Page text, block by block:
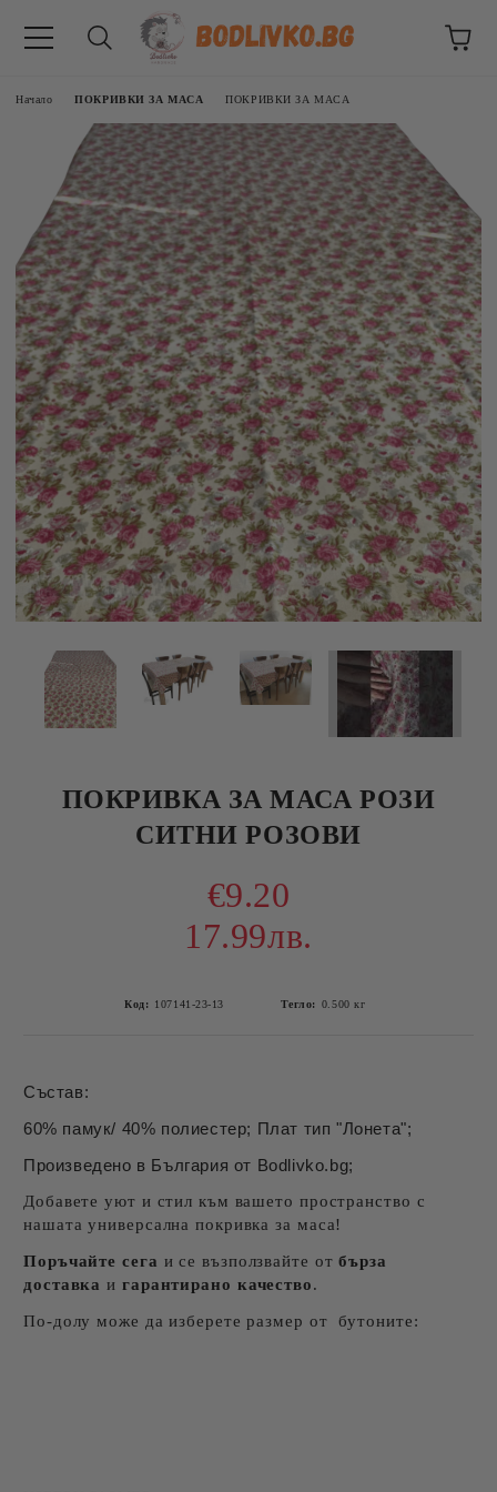
Начало ПОКРИВКИ ЗА МАСА ПОКРИВКИ ЗА МАСА
ПОКРИВКА ЗА МАСА РОЗИ
СИТНИ РОЗОВИ
€9.20
17.99лв.
Код: 107141-23-13 Тегло: 0.500 кг
Състав:
60% памук/ 40% полиестер; Плат тип "Лонета";
Произведено в България от Bodlivko.bg;
Добавете уют и стил към вашето пространство с
нашата универсална покривка за маса!
Поръчайте сега и се възползвайте отбърза
доставка и гарантирано качество.
По-долу може да изберете размер от бутоните: